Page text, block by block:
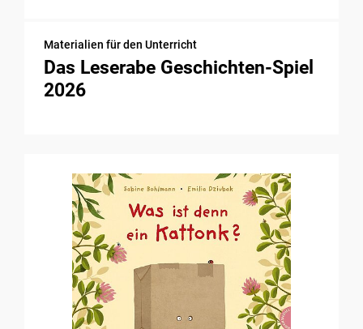
Materialien für den Unterricht
Das Leserabe Geschichten-Spiel
2026